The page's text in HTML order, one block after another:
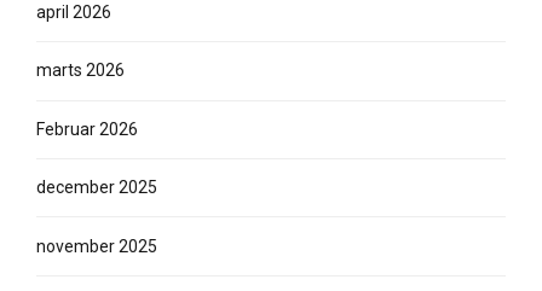
april 2026
marts 2026
Februar 2026
december 2025
november 2025